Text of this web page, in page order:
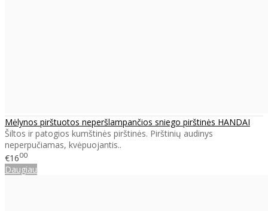
Mėlynos pirštuotos neperšlampančios sniego pirštinės HANDAI
Šiltos ir patogios kumštinės pirštinės. Pirštinių audinys
neperpučiamas, kvėpuojantis..
€1600
Daugiau